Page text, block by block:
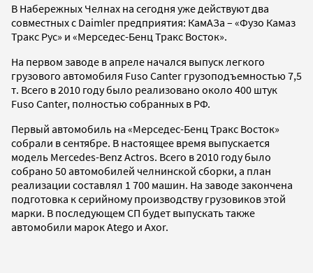
В Набережных Челнах на сегодня уже действуют два
совместных с Daimler предприятия: КамАЗа – «Фузо Камаз
Тракс Рус» и «Мерседес-Бенц Тракс Восток».
На первом заводе в апреле начался выпуск легкого
грузового автомобиля Fuso Canter грузоподъемностью 7,5
т. Всего в 2010 году было реализовано около 400 штук
Fuso Canter, полностью собранных в РФ.
Первый автомобиль на «Мерседес-Бенц Тракс Восток»
собрали в сентябре. В настоящее время выпускается
модель Mercedes-Benz Actros. Всего в 2010 году было
собрано 50 автомобилей челнинской сборки, а план
реализации составлял 1 700 машин. На заводе закончена
подготовка к серийному производству грузовиков этой
марки. В последующем СП будет выпускать также
автомобили марок Atego и Axor.